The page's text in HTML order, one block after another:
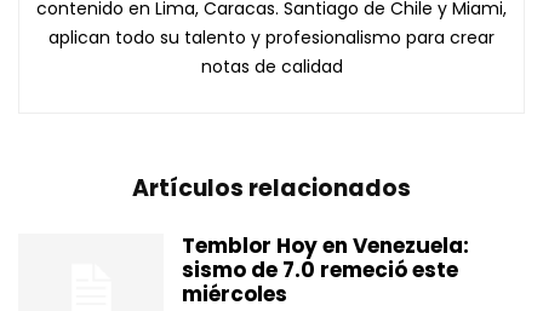
contenido en Lima, Caracas. Santiago de Chile y Miami,
aplican todo su talento y profesionalismo para crear
notas de calidad
Artículos relacionados
Temblor Hoy en Venezuela:
sismo de 7.0 remeció este
miércoles